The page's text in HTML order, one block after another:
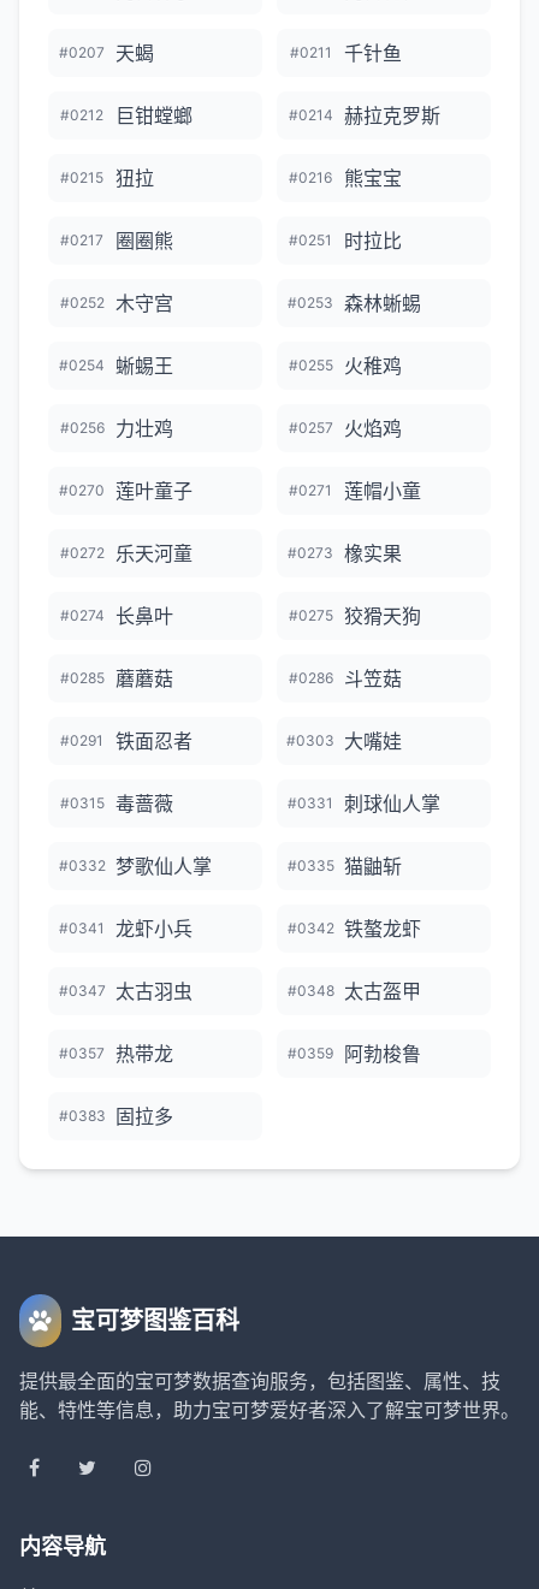
#0207 天蝎 #0211 千针鱼
#0212 巨钳螳螂 #0214 赫拉克罗斯
#0215 狃拉 #0216 熊宝宝
#0217 圈圈熊 #0251 时拉比
#0252 木守宫 #0253 森林蜥蜴
#0254 蜥蜴王 #0255 火稚鸡
#0256 力壮鸡 #0257 火焰鸡
#0270 莲叶童子 #0271 莲帽小童
#0272 乐天河童 #0273 橡实果
#0274 长鼻叶 #0275 狡猾天狗
#0285 蘑蘑菇 #0286 斗笠菇
#0291 铁面忍者 #0303 大嘴娃
#0315 毒蔷薇 #0331 刺球仙人掌
#0332 梦歌仙人掌 #0335 猫鼬斩
#0341 龙虾小兵 #0342 铁螯龙虾
#0347 太古羽虫 #0348 太古盔甲
#0357 热带龙 #0359 阿勃梭鲁
#0383 固拉多
宝可梦图鉴百科
提供最全面的宝可梦数据查询服务，包括图鉴、属性、技
能、特性等信息，助力宝可梦爱好者深入了解宝可梦世界。
内容导航